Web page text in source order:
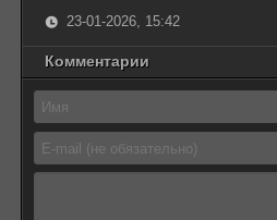
23-01-2026, 15:42
Комментарии